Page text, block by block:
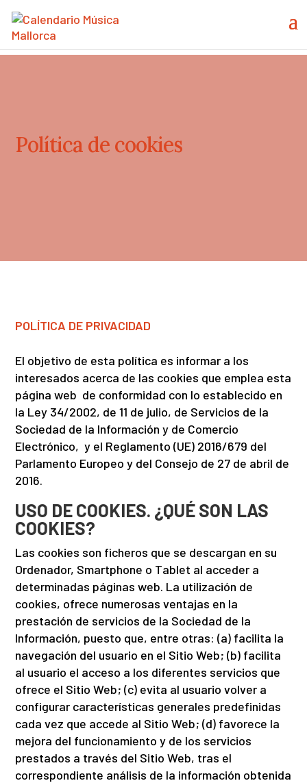
Política de cookies
POLÍTICA DE PRIVACIDAD
El objetivo de esta política es informar a los
interesados acerca de las cookies que emplea esta
página web de conformidad con lo establecido en
la Ley 34/2002, de 11 de julio, de Servicios de la
Sociedad de la Información y de Comercio
Electrónico, y el Reglamento (UE) 2016/679 del
Parlamento Europeo y del Consejo de 27 de abril de
2016.
USO DE COOKIES. ¿QUÉ SON LAS
COOKIES?
Las cookies son ficheros que se descargan en su
Ordenador, Smartphone o Tablet al acceder a
determinadas páginas web. La utilización de
cookies, ofrece numerosas ventajas en la
prestación de servicios de la Sociedad de la
Información, puesto que, entre otras: (a) facilita la
navegación del usuario en el Sitio Web; (b) facilita
al usuario el acceso a los diferentes servicios que
ofrece el Sitio Web; (c) evita al usuario volver a
configurar características generales predefinidas
cada vez que accede al Sitio Web; (d) favorece la
mejora del funcionamiento y de los servicios
prestados a través del Sitio Web, tras el
correspondiente análisis de la información obtenida